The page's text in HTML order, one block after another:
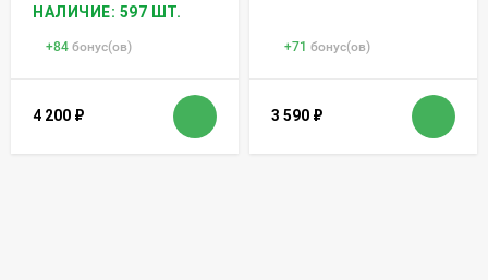
НАЛИЧИЕ: 597 ШТ.
+84 бонус(ов)
4 200 ₽
+71 бонус(ов)
3 590 ₽